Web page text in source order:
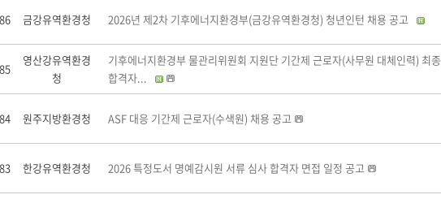
금강유역환경청 2026년 제2차 기후에너지환경부(금강유역환경청) 청년인턴 채용 공고
영산강유역환경
청
기후에너지환경부 물관리위원회 지원단 기간제 근로자(사무원 대체인력) 최종
합격자...
원주지방환경청 ASF 대응 기간제 근로자(수색원) 채용 공고
한강유역환경청 2026 특정도서 명예감시원 서류 심사 합격자 면접 일정 공고